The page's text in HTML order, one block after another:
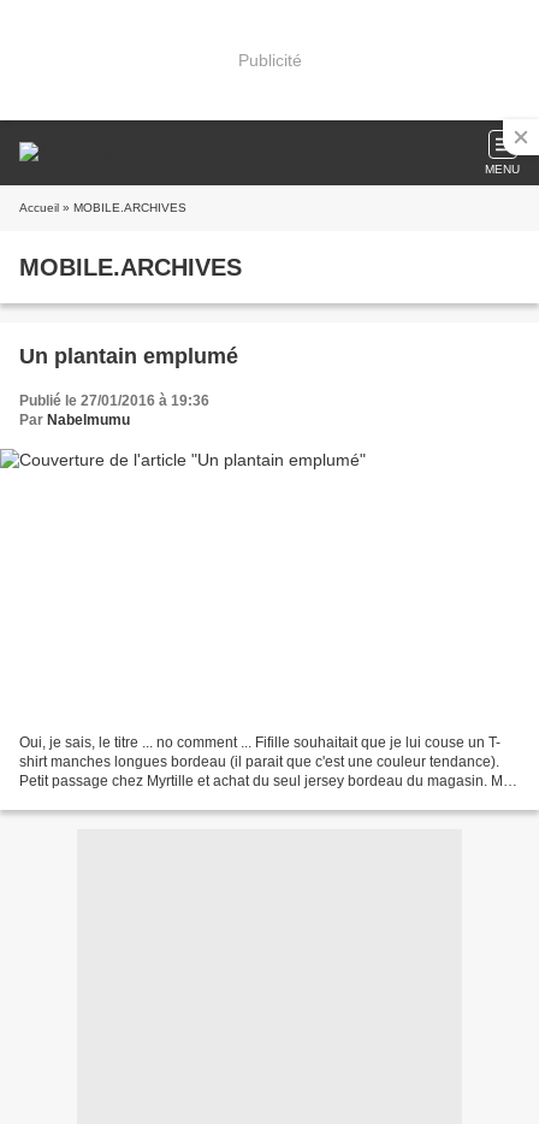
Publicité
MENU
Accueil » MOBILE.ARCHIVES
MOBILE.ARCHIVES
Un plantain emplumé
Publié le 27/01/2016 à 19:36
Par Nabelmumu
Oui, je sais, le titre ... no comment ... Fifille souhaitait que je lui couse un T-
shirt manches longues bordeau (il parait que c'est une couleur tendance).
Petit passage chez Myrtille et achat du seul jersey bordeau du magasin. Moi,